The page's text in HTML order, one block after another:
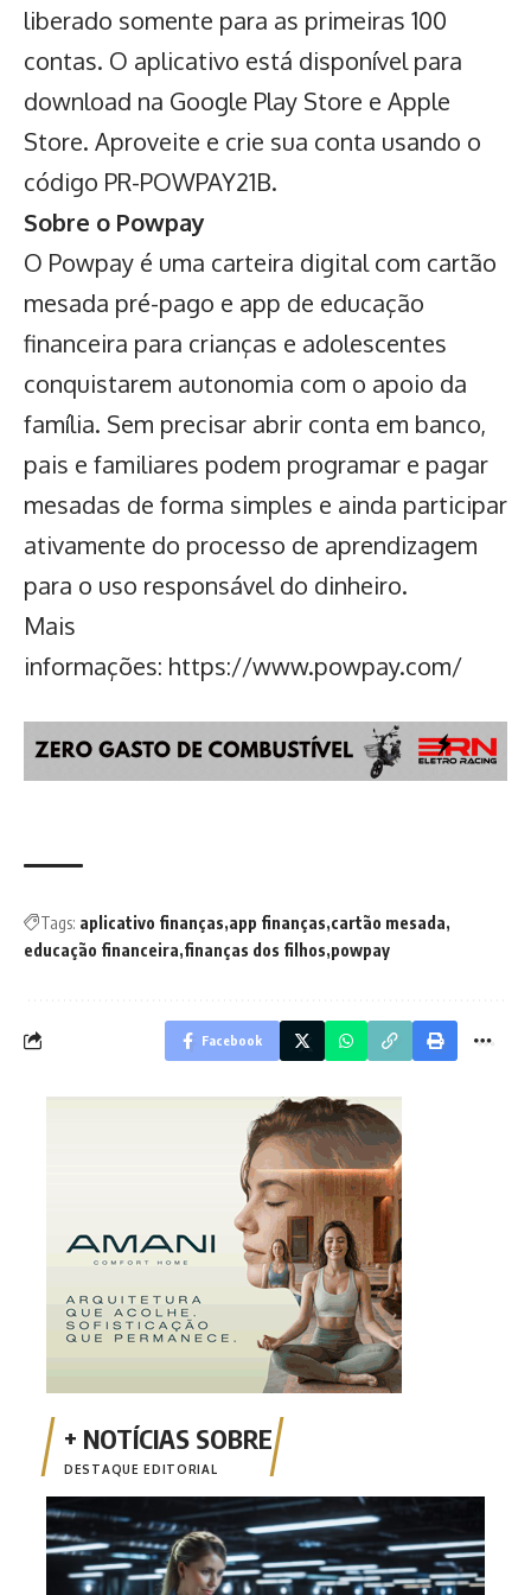
liberado somente para as primeiras 100
contas. O aplicativo está disponível para
download na Google Play Store e Apple
Store. Aproveite e crie sua conta usando o
código PR-POWPAY21B.
Sobre o Powpay
O Powpay é uma carteira digital com cartão
mesada pré-pago e app de educação
financeira para crianças e adolescentes
conquistarem autonomia com o apoio da
família. Sem precisar abrir conta em banco,
pais e familiares podem programar e pagar
mesadas de forma simples e ainda participar
ativamente do processo de aprendizagem
para o uso responsável do dinheiro.
Mais
informações: https://www.powpay.com/
Tags: aplicativo finanças app finanças cartão mesada
educação financeira finanças dos filhos powpay
Facebook
DESTAQUE EDITORIAL